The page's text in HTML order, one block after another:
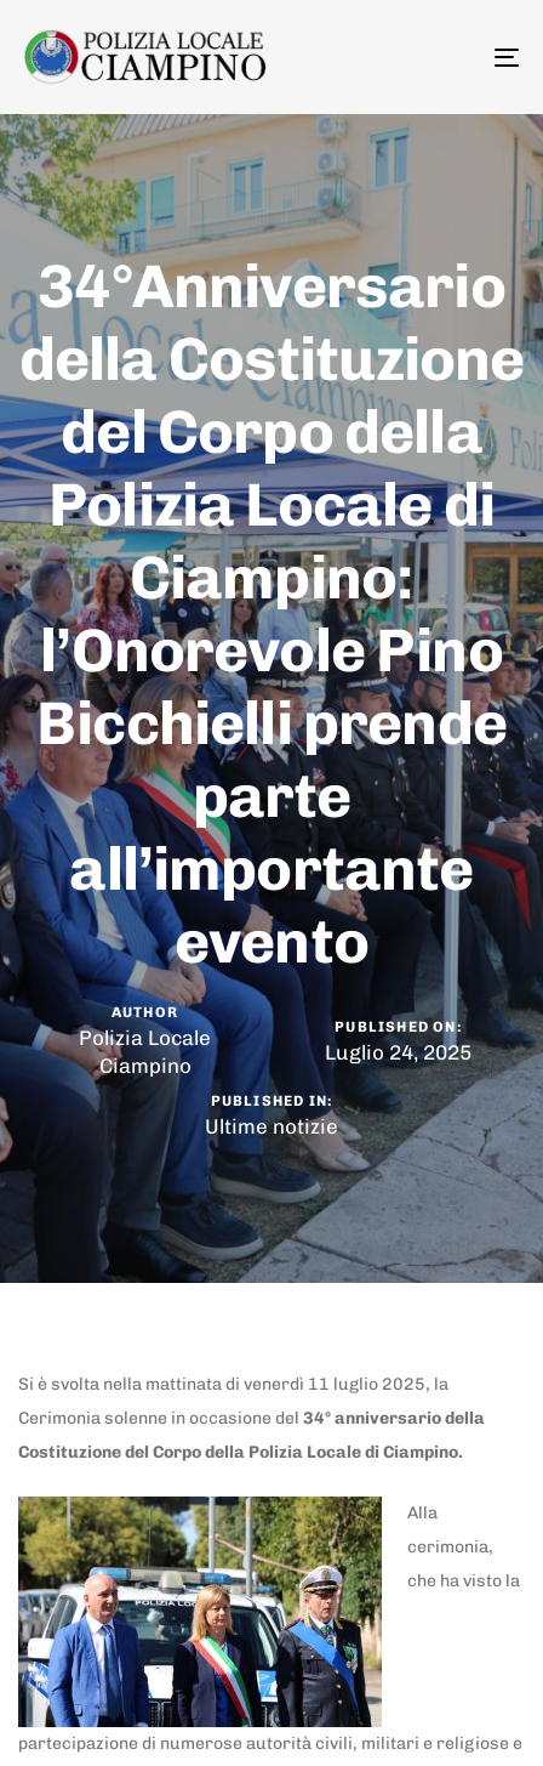
34°Anniversario
della Costituzione
del Corpo della
Polizia Locale di
Ciampino:
l’Onorevole Pino
Bicchielli prende
parte
all’importante
evento
AUTHOR
Polizia Locale
Ciampino
PUBLISHED ON:
Luglio 24, 2025
PUBLISHED IN:
Ultime notizie
Si è svolta nella mattinata di venerdì 11 luglio 2025, la
Cerimonia solenne in occasione del 34° anniversario della
Costituzione del Corpo della Polizia Locale di Ciampino.
Alla
cerimonia,
che ha visto la
partecipazione di numerose autorità civili, militari e religiose e